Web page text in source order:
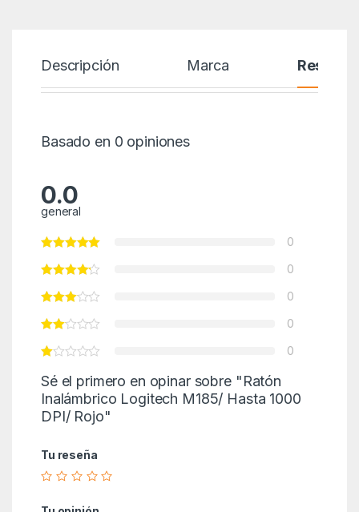
Descripción Marca Reseñas
Basado en 0 opiniones
0.0
general
0
0
0
0
0
Sé el primero en opinar sobre "Ratón
Inalámbrico Logitech M185/ Hasta 1000
DPI/ Rojo"
Tu reseña